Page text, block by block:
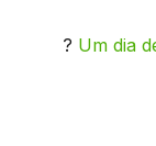
? Um dia